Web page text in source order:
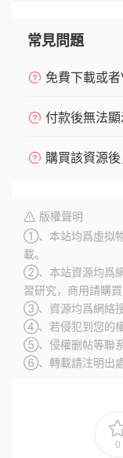
常見問題
免費下載或
付款後無法顯
購買該資源後
版權聲明
①、本站均爲虛拟
載。
②、本站資源均爲
習研究，商用請購買
③、資源均爲網絡搜
④、若侵犯到您的權
⑤、侵權删帖等聯
⑥、轉載請注明出處
0